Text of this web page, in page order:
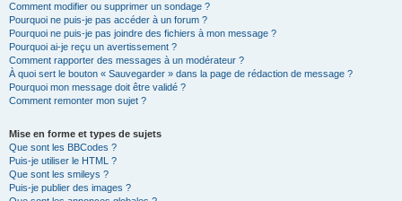
Comment modifier ou supprimer un sondage ?
Pourquoi ne puis-je pas accéder à un forum ?
Pourquoi ne puis-je pas joindre des fichiers à mon message ?
Pourquoi ai-je reçu un avertissement ?
Comment rapporter des messages à un modérateur ?
À quoi sert le bouton « Sauvegarder » dans la page de rédaction de message ?
Pourquoi mon message doit être validé ?
Comment remonter mon sujet ?
Mise en forme et types de sujets
Que sont les BBCodes ?
Puis-je utiliser le HTML ?
Que sont les smileys ?
Puis-je publier des images ?